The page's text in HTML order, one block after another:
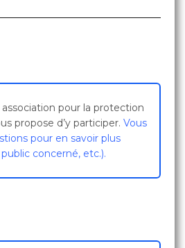
association pour la protection
propose d’y participer. Vous
pour en savoir plus
concerné, etc.).